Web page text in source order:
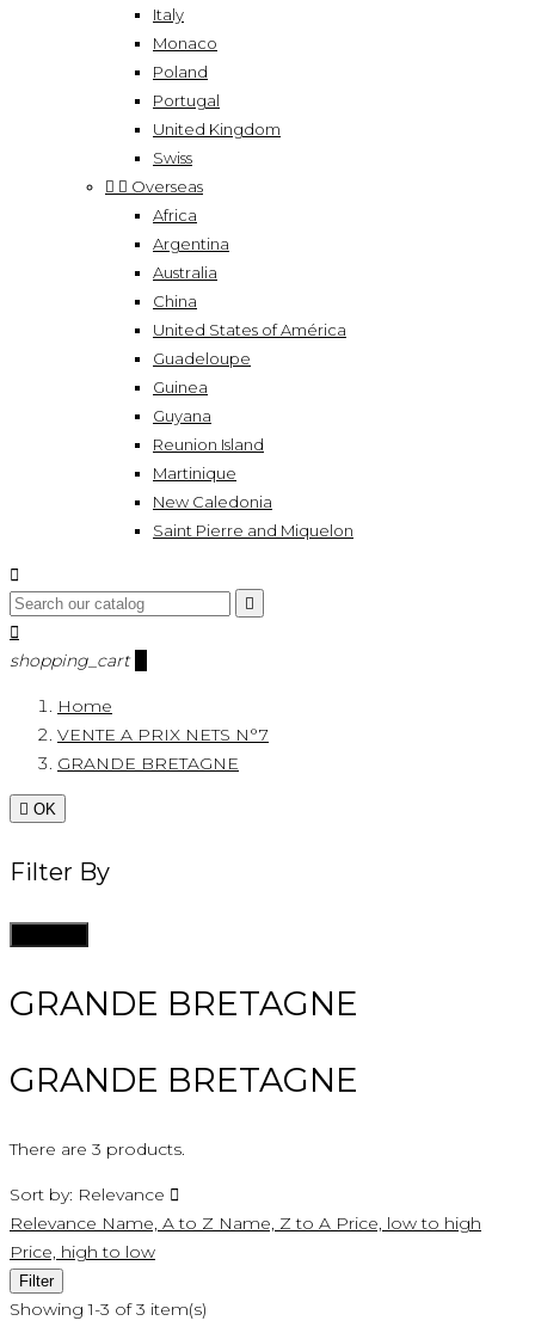
Italy
Monaco
Poland
Portugal
United Kingdom
Swiss
  Overseas
Africa
Argentina
Australia
China
United States of América
Guadeloupe
Guinea
Guyana
Reunion Island
Martinique
New Caledonia
Saint Pierre and Miquelon



shopping_cart
Home
VENTE A PRIX NETS N°7
GRANDE BRETAGNE
 OK
Filter By
GRANDE BRETAGNE
GRANDE BRETAGNE
There are 3 products.
Sort by: Relevance 
Relevance Name, A to Z Name, Z to A Price, low to high
Price, high to low
Filter
Showing 1-3 of 3 item(s)